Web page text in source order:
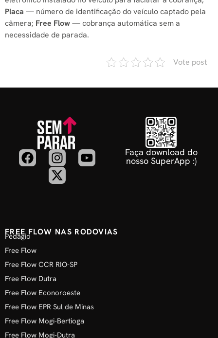
Placa — número de identificação do veículo captado pela
câmera; Free Flow— cobrança automática sem a
necessidade de parada.
Vote post
Faça download do
nosso SuperApp :)
FREE FLOW NAS RODOVIAS
Pedágio
Free Flow
Free Flow CCR RIO-SP
Free Flow Dutra
Free Flow Econoroeste
Free Flow EPR Sul de Minas
Free Flow Mogi-Bertioga
Free Flow Mogi-Dutra